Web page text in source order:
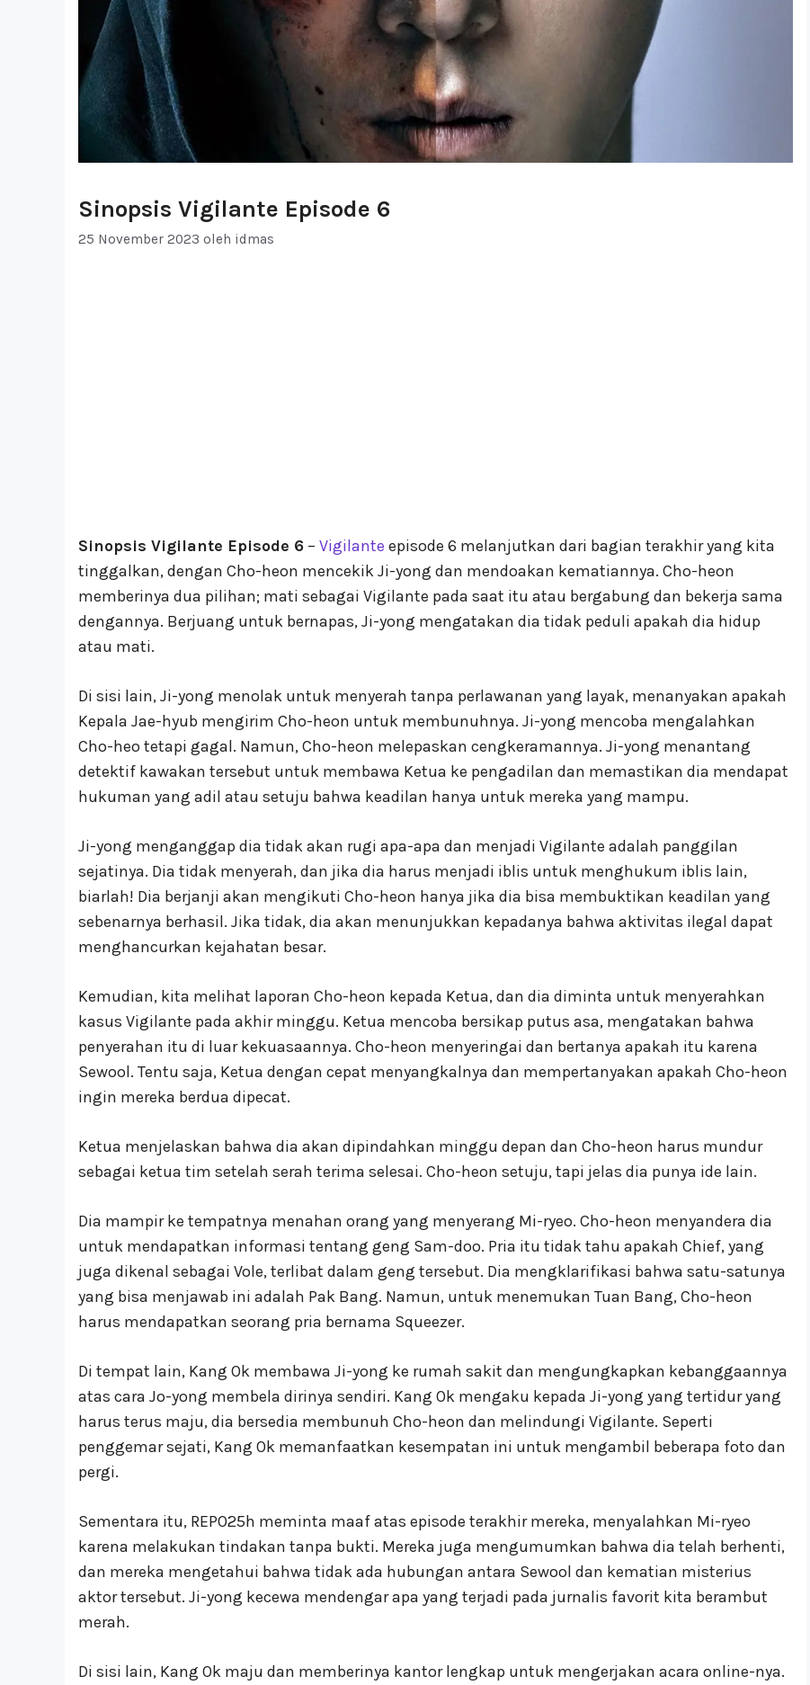
Sinopsis Vigilante Episode 6
25 November 2023 oleh idmas
Sinopsis Vigilante Episode 6 – Vigilante episode 6 melanjutkan dari bagian terakhir yang kita
tinggalkan, dengan Cho-heon mencekik Ji-yong dan mendoakan kematiannya. Cho-heon
memberinya dua pilihan; mati sebagai Vigilante pada saat itu atau bergabung dan bekerja sama
dengannya. Berjuang untuk bernapas, Ji-yong mengatakan dia tidak peduli apakah dia hidup
atau mati.
Di sisi lain, Ji-yong menolak untuk menyerah tanpa perlawanan yang layak, menanyakan apakah
Kepala Jae-hyub mengirim Cho-heon untuk membunuhnya. Ji-yong mencoba mengalahkan
Cho-heo tetapi gagal. Namun, Cho-heon melepaskan cengkeramannya. Ji-yong menantang
detektif kawakan tersebut untuk membawa Ketua ke pengadilan dan memastikan dia mendapat
hukuman yang adil atau setuju bahwa keadilan hanya untuk mereka yang mampu.
Ji-yong menganggap dia tidak akan rugi apa-apa dan menjadi Vigilante adalah panggilan
sejatinya. Dia tidak menyerah, dan jika dia harus menjadi iblis untuk menghukum iblis lain,
biarlah! Dia berjanji akan mengikuti Cho-heon hanya jika dia bisa membuktikan keadilan yang
sebenarnya berhasil. Jika tidak, dia akan menunjukkan kepadanya bahwa aktivitas ilegal dapat
menghancurkan kejahatan besar.
Kemudian, kita melihat laporan Cho-heon kepada Ketua, dan dia diminta untuk menyerahkan
kasus Vigilante pada akhir minggu. Ketua mencoba bersikap putus asa, mengatakan bahwa
penyerahan itu di luar kekuasaannya. Cho-heon menyeringai dan bertanya apakah itu karena
Sewool. Tentu saja, Ketua dengan cepat menyangkalnya dan mempertanyakan apakah Cho-heon
ingin mereka berdua dipecat.
Ketua menjelaskan bahwa dia akan dipindahkan minggu depan dan Cho-heon harus mundur
sebagai ketua tim setelah serah terima selesai. Cho-heon setuju, tapi jelas dia punya ide lain.
Dia mampir ke tempatnya menahan orang yang menyerang Mi-ryeo. Cho-heon menyandera dia
untuk mendapatkan informasi tentang geng Sam-doo. Pria itu tidak tahu apakah Chief, yang
juga dikenal sebagai Vole, terlibat dalam geng tersebut. Dia mengklarifikasi bahwa satu-satunya
yang bisa menjawab ini adalah Pak Bang. Namun, untuk menemukan Tuan Bang, Cho-heon
harus mendapatkan seorang pria bernama Squeezer.
Di tempat lain, Kang Ok membawa Ji-yong ke rumah sakit dan mengungkapkan kebanggaannya
atas cara Jo-yong membela dirinya sendiri. Kang Ok mengaku kepada Ji-yong yang tertidur yang
harus terus maju, dia bersedia membunuh Cho-heon dan melindungi Vigilante. Seperti
penggemar sejati, Kang Ok memanfaatkan kesempatan ini untuk mengambil beberapa foto dan
pergi.
Sementara itu, REPO25h meminta maaf atas episode terakhir mereka, menyalahkan Mi-ryeo
karena melakukan tindakan tanpa bukti. Mereka juga mengumumkan bahwa dia telah berhenti,
dan mereka mengetahui bahwa tidak ada hubungan antara Sewool dan kematian misterius
aktor tersebut. Ji-yong kecewa mendengar apa yang terjadi pada jurnalis favorit kita berambut
merah.
Di sisi lain, Kang Ok maju dan memberinya kantor lengkap untuk mengerjakan acara online-nya.